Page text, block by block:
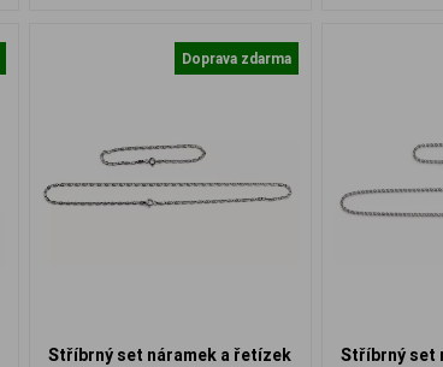
Doprava zdarma
Stříbrný set náramek a řetízek
Stříbrný set